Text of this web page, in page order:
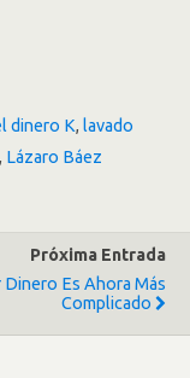
dinero K, lavado
, Lázaro Báez
Próxima Entrada
Dinero Es Ahora Más
Complicado